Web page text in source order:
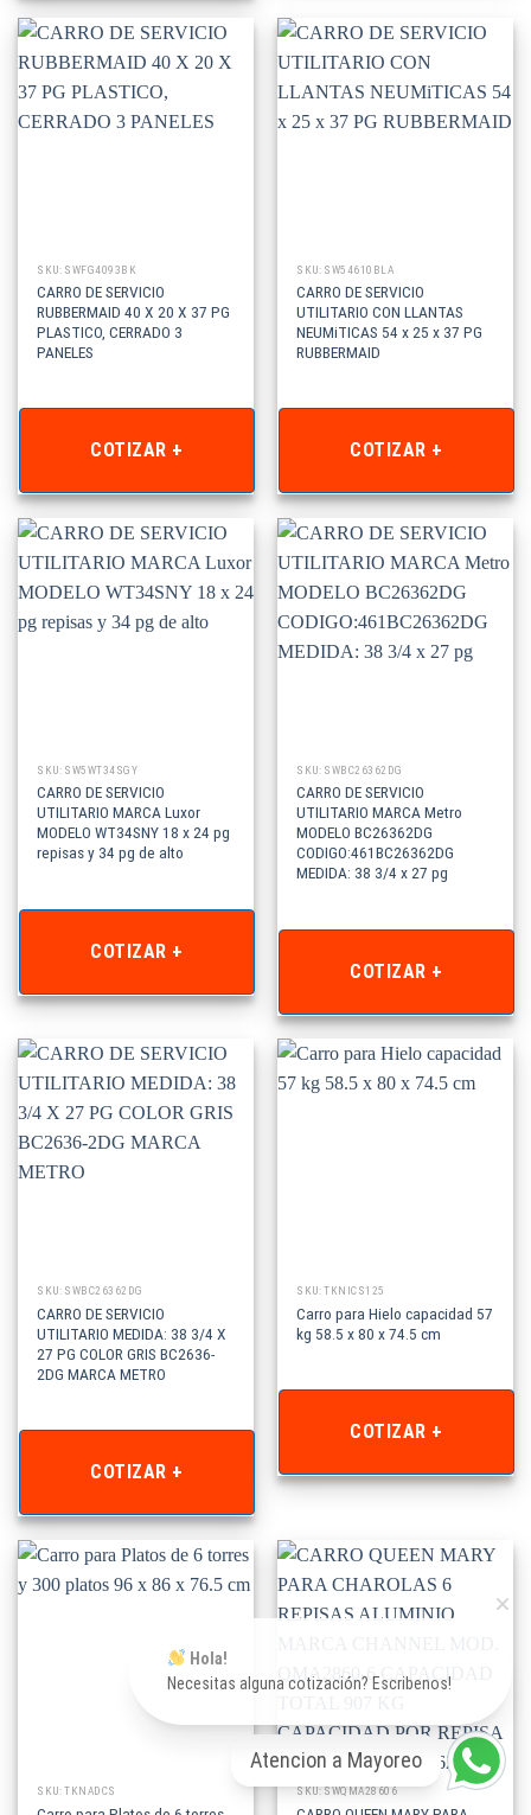
SKU: SWFG4093BK
CARRO DE SERVICIO
RUBBERMAID 40 X 20 X 37 PG
PLASTICO, CERRADO 3
PANELES
COTIZAR +
SKU: SW54610BLA
CARRO DE SERVICIO
UTILITARIO CON LLANTAS
NEUMiTICAS 54 x 25 x 37 PG
RUBBERMAID
COTIZAR +
SKU: SW5WT34SGY
CARRO DE SERVICIO
UTILITARIO MARCA Luxor
MODELO WT34SNY 18 x 24 pg
repisas y 34 pg de alto
COTIZAR +
SKU: SWBC26362DG
CARRO DE SERVICIO
UTILITARIO MARCA Metro
MODELO BC26362DG
CODIGO:461BC26362DG
MEDIDA: 38 3/4 x 27 pg
COTIZAR +
SKU: SWBC26362DG
CARRO DE SERVICIO
UTILITARIO MEDIDA: 38 3/4 X
27 PG COLOR GRIS BC2636-
2DG MARCA METRO
COTIZAR +
SKU: TKNICS125
Carro para Hielo capacidad 57
kg 58.5 x 80 x 74.5 cm
COTIZAR +
SKU: TKNADCS SKU: SWQMA28606
Hola!
Necesitas alguna cotización? Escribenos!
Atencion a Mayoreo